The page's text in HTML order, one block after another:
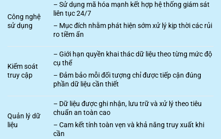
Công nghệ
sử dụng
– Sử dụng mã hóa mạnh kết hợp hệ thống giám sát
liên tục 24/7
– Mục đích nhằm phát hiện sớm xử lý kịp thời các rủi
ro tiềm ẩn
Kiểm soát
truy cập
– Giới hạn quyền khai thác dữ liệu theo từng mức độ
cụ thể
– Đảm bảo mỗi đối tượng chỉ được tiếp cận đúng
phần dữ liệu cần thiết
Quản lý dữ
liệu
– Dữ liệu được ghi nhận, lưu trữ và xử lý theo tiêu
chuẩn an toàn cao
– Cam kết tính toàn vẹn và khả năng truy xuất khi
cần